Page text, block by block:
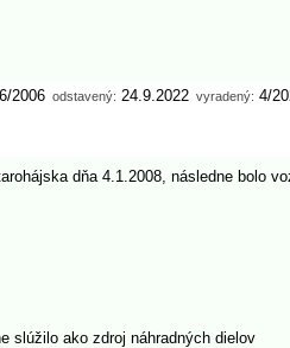
6/2006 odstavený: 24.9.2022 vyradený: 4/
dňa 4.1.2008, následne bolo
slúžilo ako zdroj náhradných dielov